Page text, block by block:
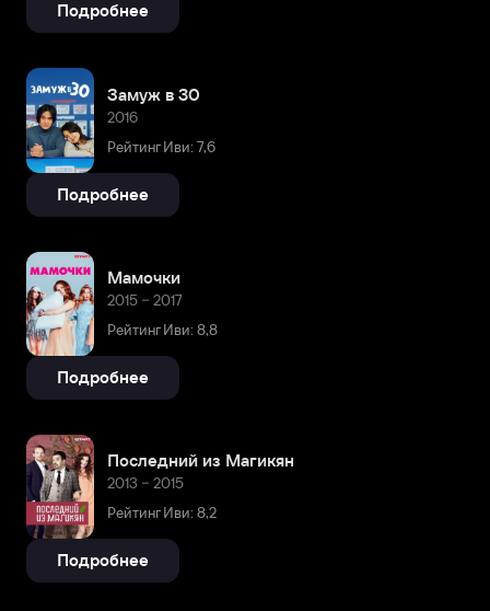
Подробнее
Замуж в 30
2016
Рейтинг Иви: 7,6
Подробнее
Мамочки
2015 – 2017
Рейтинг Иви: 8,8
Подробнее
Последний из Магикян
2013 – 2015
Рейтинг Иви: 8,2
Подробнее